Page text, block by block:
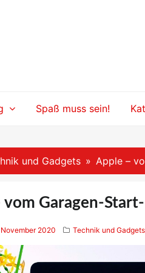
Spaß muss sein!
und Gadgets Apple –
vom Garagen-
November 2020 Technik und Gadgets